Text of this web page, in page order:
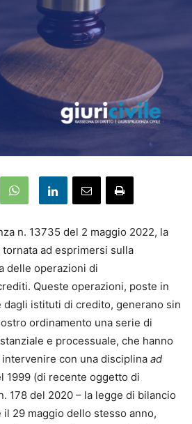
n. 13735 del 2 maggio 2022, la
ad esprimersi sulla
delle operazioni di
Queste operazioni, poste in
istituti di credito, generano sin
ordinamento una serie di
e processuale, che hanno
con una disciplina ad
1999 (di recente oggetto di
178 del 2020 – la legge di bilancio
29 maggio dello stesso anno,